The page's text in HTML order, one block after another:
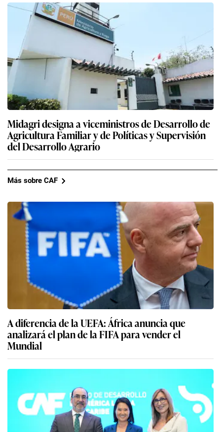
Midagri designa a viceministros de Desarrollo de
Agricultura Familiar y de Políticas y Supervisión
del Desarrollo Agrario
Más sobre CAF
A diferencia de la UEFA: África anuncia que
analizará el plan de la FIFA para vender el
Mundial